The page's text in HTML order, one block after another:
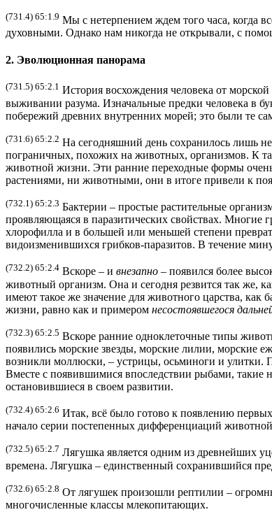
(731.4) 65:1.9 Мы с нетерпением ждем того часа, когда
духовными. Однако нам никогда не открывали, с
2. Эволюционная панорама
(731.5) 65:2.1 История восхождения человека от
выживании разума. Изначальные предки человека в
побережий древних внутренних морей; это были те
(731.6) 65:2.2 На сегодняшний день сохранилось лишь
пограничных, похожих на животных, организмов. К
животной жизни. Эти ранние переходные формы
растениями, ни животными, они в итоге привели к
(732.1) 65:2.3 Бактерии – простые растительные
проявляющаяся в паразитических свойствах. Многие
хлорофилла и в большей или меньшей степени
видоизменившихся грибков-паразитов. В течение
(732.2) 65:2.4 Вскоре – и внезапно – появился более
животный организм. Она и сегодня резвится так же,
имеют такое же значение для животного царства,
жизни, равно как и примером несостоявшегося
(732.3) 65:2.5 Вскоре ранние одноклеточные типы
появились морские звезды, морские лилии, морские
возникли моллюски, – устрицы, осьминоги и улитки.
Вместе с появившимися впоследствии рыбами,
остановившиеся в своем развитии.
(732.4) 65:2.6 Итак, всё было готово к появлению
начало серии постепенных дифференциаций
(732.5) 65:2.7 Лягушка является одним из древнейших
времена. Лягушка – единственный сохранившийся
(732.6) 65:2.8 От лягушек произошли рептилии –
многочисленные классы млекопитающих.